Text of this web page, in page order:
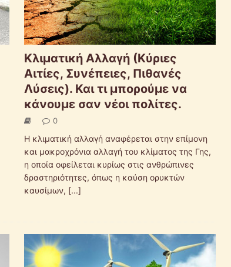
Κλιματική Αλλαγή (Κύριες
Αιτίες, Συνέπειες, Πιθανές
Λύσεις). Και τι μπορούμε να
κάνουμε σαν νέοι πολίτες.
0
Η κλιματική αλλαγή αναφέρεται στην επίμονη
και μακροχρόνια αλλαγή του κλίματος της Γης,
η οποία οφείλεται κυρίως στις ανθρώπινες
δραστηριότητες, όπως η καύση ορυκτών
καυσίμων, [...]